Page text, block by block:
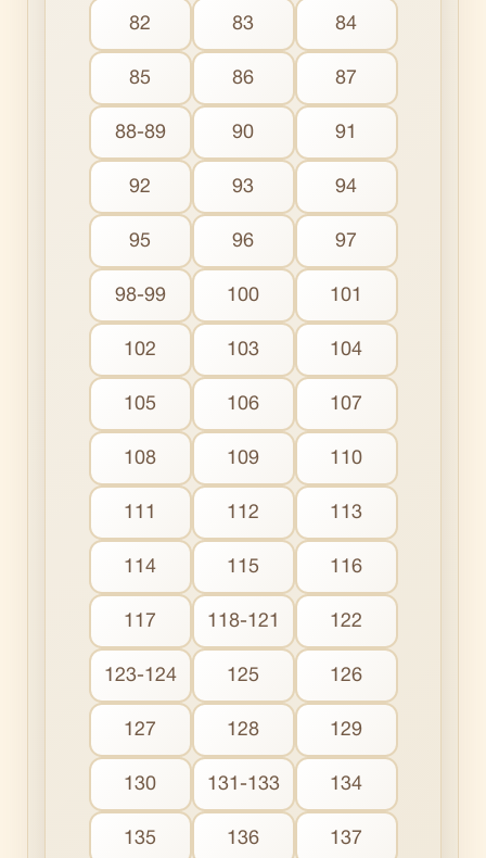
82 83 84
85 86 87
88-89 90 91
92 93 94
95 96 97
98-99 100 101
102 103 104
105 106 107
108 109 110
111 112 113
114 115 116
117 118-121 122
123-124 125 126
127 128 129
130 131-133 134
135 136 137